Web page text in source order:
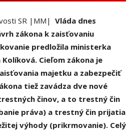
SR |MM| Vláda dnes
zákona k zaisťovaniu
predložila ministerka
Cieľom zákona je
majetku a zabezpečiť
tiež zavádza dve nové
činov, a to trestný čin
práva) a trestný čin prijatia
výhody (prikrmovanie). Celý